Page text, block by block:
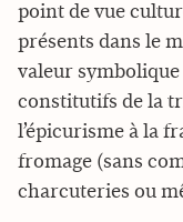
point de vue
présents dans le
valeur
constitutifs de la
l’épicurisme à la
fromage (sans
charcuteries ou